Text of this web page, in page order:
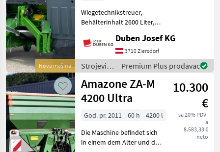
Nova mašina
Wiegetechnikstreuer,
Behälterinhalt 2600 Liter,
Amatron 4 (auch optional
Grenzstreueinrichtung
Limiter+ rechts, Roll- und
Abste
Duben Josef KG
3710 Ziersdorf
Strojevi
za
đubrenje,
gnojenje i
navodnjavanje
/
Premium Plus prodavac
Amazone ZA-M
4200 Ultra
10.300
€
sa 20% PDV-
a
8.583,33 €
neto
God. pr. 2011 60 h
4200 l
Die Maschine befindet sich
in einem dem Alter und der